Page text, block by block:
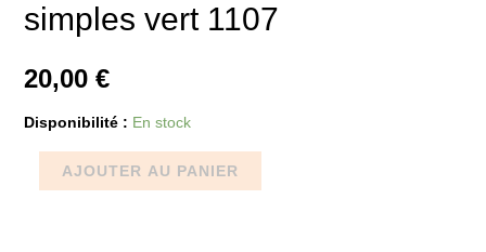
simples vert 1107
20,00 €
Disponibilité : En stock
AJOUTER AU PANIER